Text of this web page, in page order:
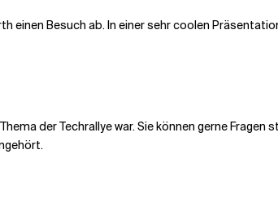
Besuch ab. In einer sehr coolen
der Techrallye war. Sie können gerne